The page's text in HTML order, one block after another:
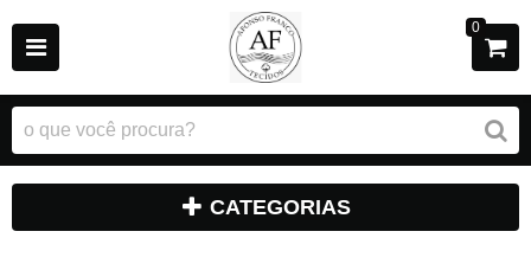
0
CATEGORIAS